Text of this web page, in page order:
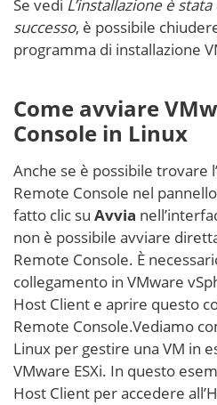
Se vedi L’installazione è
successo, è possibile
programma di installazione
Come avviare
Console in Linux
Anche se è possibile trovare
Remote Console nel
fatto clic su Avvia
non è possibile avviare
Remote Console. È
collegamento in VMware
Host Client e aprire questo
Remote Console.Vediamo
Linux per gestire una VM in
VMware ESXi. In questo
Host Client per accedere